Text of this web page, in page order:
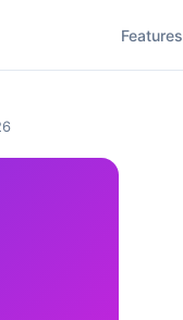
Features